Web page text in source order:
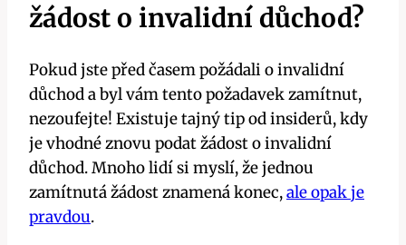
žádost o invalidní důchod?
Pokud jste před časem požádali o invalidní
důchod a byl vám tento požadavek zamítnut,
nezoufejte! Existuje tajný tip od insiderů, kdy
je vhodné znovu podat žádost o invalidní
důchod. Mnoho lidí si myslí, že jednou
zamítnutá žádost znamená konec,ale opak je
pravdou.